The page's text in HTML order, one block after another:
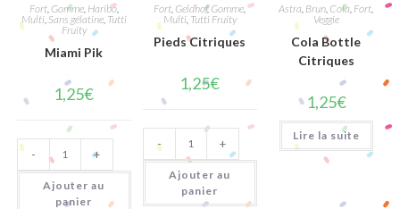
Fort, Gomme, Haribo,
Multi,Sans gélatine, Tutti
Fruity
Miami Pik
1,25€
quantité
de
Miami
Pik
- +
Ajouter au
panier
Fort Geldhof,Gomme
Multi, Tutti Fruity
Pieds Citriques
1,25€
quantité
de
Pieds
Citriques
- +
Ajouter au
panier
Astra Brun Cola Fort
Veggie
Cola Bottle
Citriques
1,25€
Lire la suite